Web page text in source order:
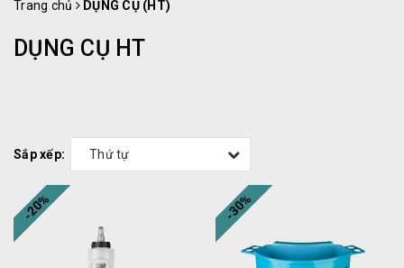
Trang chủ DỤNG CỤ (HT)
DỤNG CỤ HT
Sắp xếp: Thứ tự
-20% -30%